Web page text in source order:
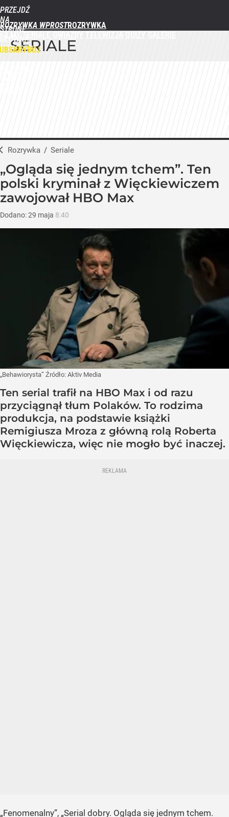
PRZEJDŹ
NA
STRONĘ
GŁÓWNĄ
WPROST.PL
ROZRYWKA WPROST
SERIALE
Rozrywka / Seriale
„Ogląda się jednym tchem”. Ten
polski kryminał z Więckiewiczem
zawojował HBO Max
Dodano:29 maja 8:40
„Behawiorysta” Źródło: Aktiv Media
Ten serial trafił na HBO Max i od razu
przyciągnął tłum Polaków. To rodzima
produkcja, na podstawie książki
Remigiusza Mroza z główną rolą Roberta
Więckiewicza, więc nie mogło być inaczej.
„Fenomenalny”, „Serial dobry. Ogląda się jednym tchem.